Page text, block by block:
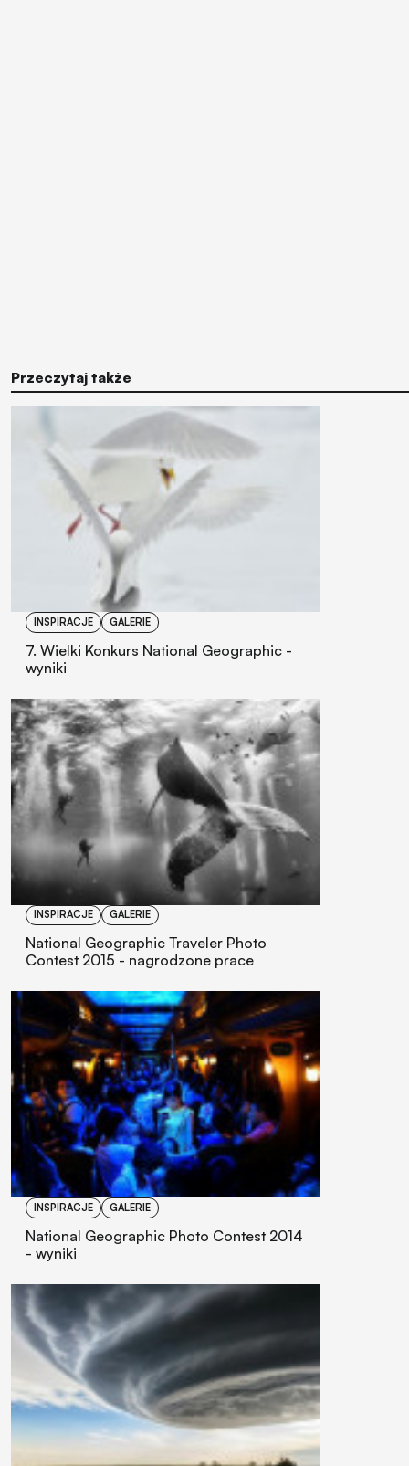
Przeczytaj także
INSPIRACJE GALERIE
7. Wielki Konkurs National Geographic -
wyniki
INSPIRACJE GALERIE
National Geographic Traveler Photo
Contest 2015 - nagrodzone prace
INSPIRACJE GALERIE
National Geographic Photo Contest 2014
- wyniki